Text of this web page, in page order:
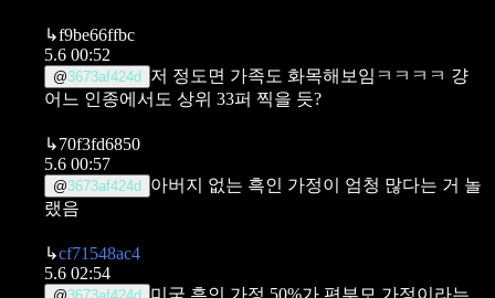
↳f9be66ffbc
5.6 00:52
@3673af424d
저 정도면 가족도 화목해보임ㅋㅋㅋㅋ 걍
어느 인종에서도 상위 33퍼 찍을 듯?
↳70f3fd6850
5.6 00:57
@3673af424d
아버지 없는 흑인 가정이 엄청 많다는 거 놀
랬음
↳cf71548ac4
5.6 02:54
미국 흑인 가정 50%가 편부모 가정이라는